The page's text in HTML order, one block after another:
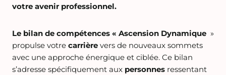
votre avenir professionnel.
Le bilan de compétences « Ascension Dynamique »
propulse votre carrière vers de nouveaux sommets
avec une approche énergique et ciblée. Ce bilan
s’adresse spécifiquement aux personnes ressentant